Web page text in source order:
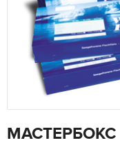
МАСТЕРБОКС